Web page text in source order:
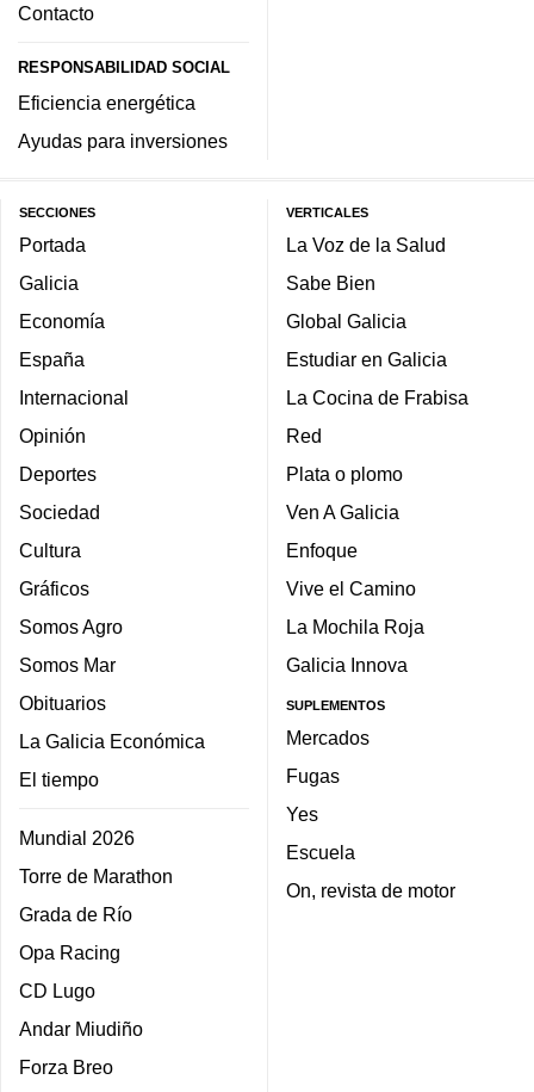
Contacto
RESPONSABILIDAD SOCIAL
Eficiencia energética
Ayudas para inversiones
SECCIONES
Portada
Galicia
Economía
España
Internacional
Opinión
Deportes
Sociedad
Cultura
Gráficos
Somos Agro
Somos Mar
Obituarios
La Galicia Económica
El tiempo
Mundial 2026
Torre de Marathon
Grada de Río
Opa Racing
CD Lugo
Andar Miudiño
Forza Breo
VERTICALES
La Voz de la Salud
Sabe Bien
Global Galicia
Estudiar en Galicia
La Cocina de Frabisa
Red
Plata o plomo
Ven A Galicia
Enfoque
Vive el Camino
La Mochila Roja
Galicia Innova
SUPLEMENTOS
Mercados
Fugas
Yes
Escuela
On, revista de motor